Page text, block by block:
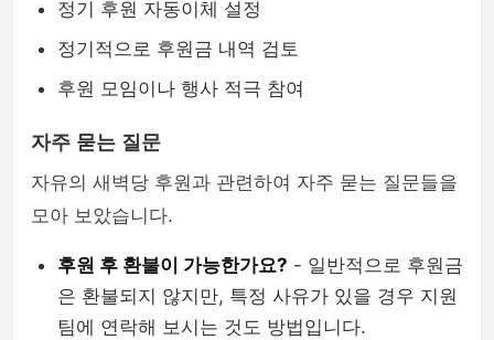
정기 후원 자동이체 설정
정기적으로 후원금 내역 검토
후원 모임이나 행사 적극 참여
자주 묻는 질문
자유의 새벽당 후원과 관련하여 자주 묻는 질문들을
모아 보았습니다.
후원 후 환불이 가능한가요? - 일반적으로 후원금
은 환불되지 않지만, 특정 사유가 있을 경우 지원
팀에 연락해 보시는 것도 방법입니다.